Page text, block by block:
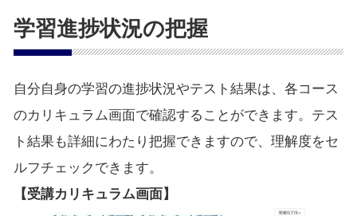
学習進捗状況の把握
自分自身の学習の進捗状況やテスト結果は、各コース
のカリキュラム画面で確認することができます。テス
ト結果も詳細にわたり把握できますので、理解度をセ
ルフチェックできます。
【受講カリキュラム画面】